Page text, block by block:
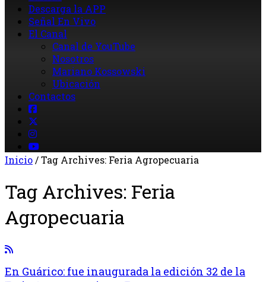
Descarga la APP
Señal En Vivo
El Canal
Canal de YouTube
Nosotros
Mariano Kossowski
Ubicación
Contactos
Inicio/Tag Archives: Feria Agropecuaria
Tag Archives: Feria
Agropecuaria
En Guárico: fue inaugurada la edición 32 de la